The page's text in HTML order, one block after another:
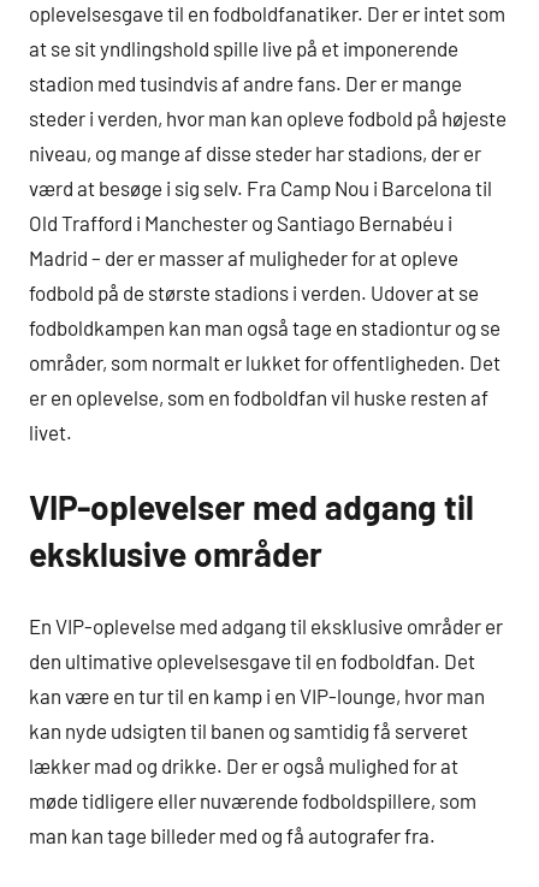
oplevelsesgave til en fodboldfanatiker. Der er intet som
at se sit yndlingshold spille live på et imponerende
stadion med tusindvis af andre fans. Der er mange
steder i verden, hvor man kan opleve fodbold på højeste
niveau, og mange af disse steder har stadions, der er
værd at besøge i sig selv. Fra Camp Nou i Barcelona til
Old Trafford i Manchester og Santiago Bernabéu i
Madrid – der er masser af muligheder for at opleve
fodbold på de største stadions i verden. Udover at se
fodboldkampen kan man også tage en stadiontur og se
områder, som normalt er lukket for offentligheden. Det
er en oplevelse, som en fodboldfan vil huske resten af
livet.
VIP-oplevelser med adgang til
eksklusive områder
En VIP-oplevelse med adgang til eksklusive områder er
den ultimative oplevelsesgave til en fodboldfan. Det
kan være en tur til en kamp i en VIP-lounge, hvor man
kan nyde udsigten til banen og samtidig få serveret
lækker mad og drikke. Der er også mulighed for at
møde tidligere eller nuværende fodboldspillere, som
man kan tage billeder med og få autografer fra.